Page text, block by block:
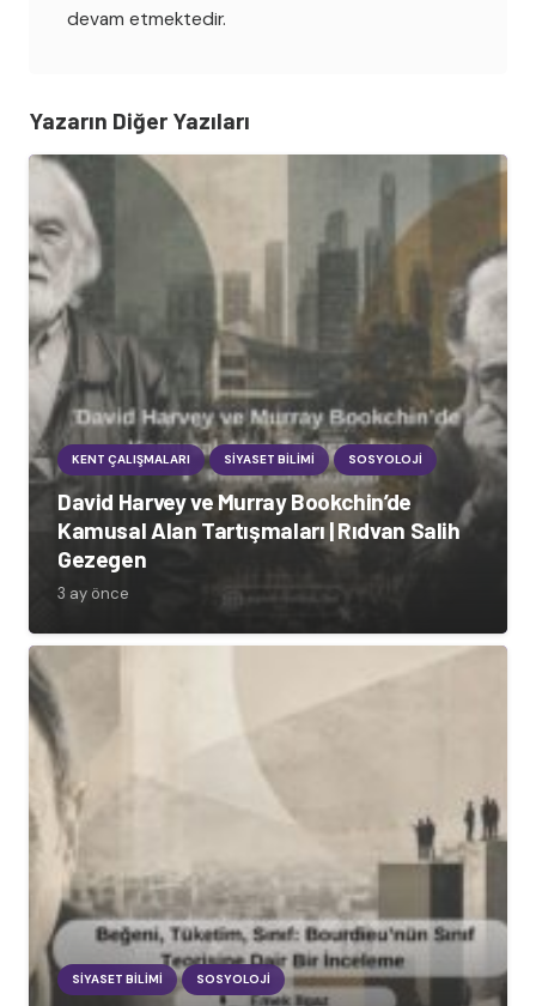
devam etmektedir.
Yazarın Diğer Yazıları
KENT ÇALIŞMALARI SIYASET BILIMI SOSYOLOJI
David Harvey ve Murray Bookchin’de
Kamusal Alan Tartışmaları | Rıdvan Salih
Gezegen
3 ay önce
SIYASET BILIMI SOSYOLOJI